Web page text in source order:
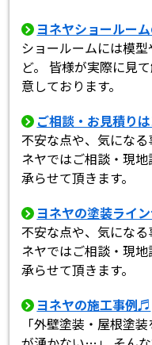
ヨネヤショールー
ショールームには模
ど。 皆様が実際に見
意しております。
ご相談・お見積り
不安な点や、気にな
ネヤではご相談・現
承らせて頂きます。
ヨネヤの塗装ライ
不安な点や、気にな
ネヤではご相談・現
承らせて頂きます。
ヨネヤの施工事例♬
「外壁塗装・屋根塗